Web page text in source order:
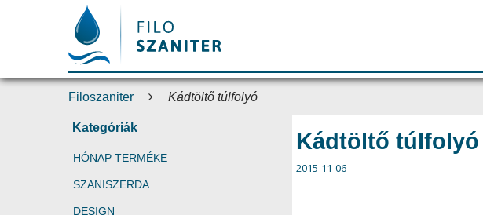
Filoszaniter Kádtöltő túlfolyó
Kategóriák
HÓNAP TERMÉKE
SZANISZERDA
DESIGN
Kádtöltő túlfolyó
2015-11-06